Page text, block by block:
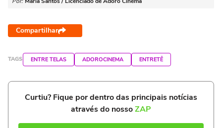
Compartilhar
TAGS ENTRE TELAS ADOROCINEMA ENTRETÊ
Curtiu? Fique por dentro das principais notícias
através do nossoZAP